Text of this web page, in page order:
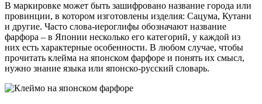
В маркировке может быть зашифровано название города или
провинции, в котором изготовлены изделия: Сацума, Кутани
и другие. Часто слова-иероглифы обозначают название
фарфора – в Японии несколько его категорий, у каждой из
них есть характерные особенности. В любом случае, чтобы
прочитать клейма на японском фарфоре и понять их смысл,
нужно знание языка или японско-русский словарь.